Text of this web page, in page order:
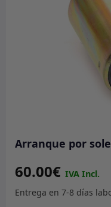
Arranque por
60.00€